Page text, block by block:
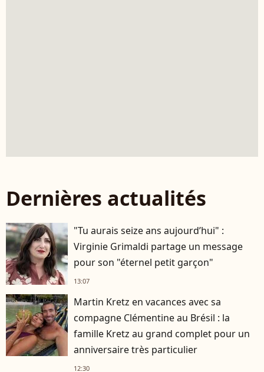
Dernières actualités
"Tu aurais seize ans aujourd’hui" :
Virginie Grimaldi partage un message
pour son "éternel petit garçon"
13:07
Martin Kretz en vacances avec sa
compagne Clémentine au Brésil : la
famille Kretz au grand complet pour un
anniversaire très particulier
12:30